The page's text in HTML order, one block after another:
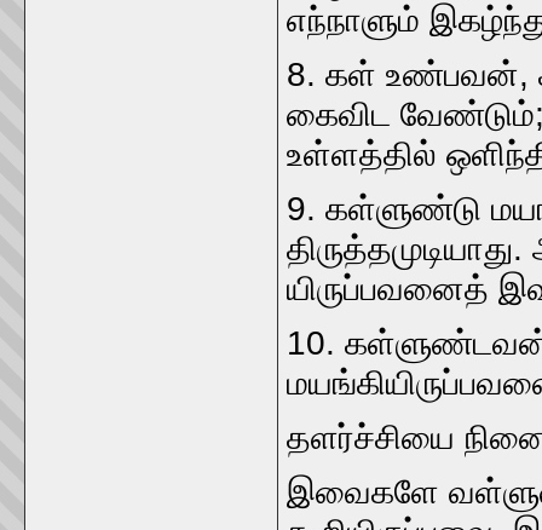
எந்நாளும்‌
8. கள்‌ உண்பவன்‌,
கைவிட
உள்ளத்தில்‌
9. கள்ளுண்டு
யிருப்பவனைத்‌
10.
தளர்ச்சியை
இவைகளே